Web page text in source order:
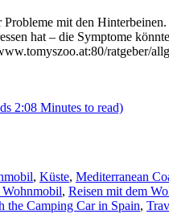
mit den Hinterbeinen.
hat – die Symptome
ratgeber/
2:08 Minutes to read)
, Küste, Mediterranean
Wohnmobil, Reisen mit dem
the Camping Car in Spain,